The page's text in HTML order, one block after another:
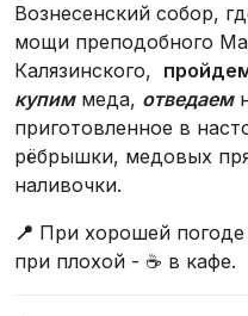
Вознесенский собор,
мощи преподобного
Калязинского,
купиммеда, отведаем
приготовленное в
рёбрышки, медовых
наливочки.
📍 При хорошей погоде
при плохой - ☕️ в кафе.